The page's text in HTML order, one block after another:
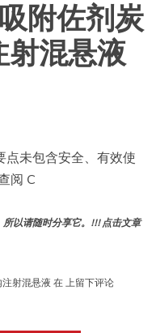
附佐剂炭
射混悬液
点未包含安全、有效使
阅 C
以请随时分享它。!!! 点击文章
射混悬液 在 CYFENDUS™（吸
剂
上留下评论